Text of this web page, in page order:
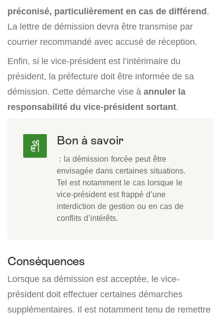
préconisé, particulièrement en cas de différend.
La lettre de démission devra être transmise par
courrier recommandé avec accusé de réception.
Enfin, si le vice-président est l’intérimaire du
président, la préfecture doit être informée de sa
démission. Cette démarche vise à annuler la
responsabilité du vice-président sortant.
Bon à savoir
: la démission forcée peut être
envisagée dans certaines situations.
Tel est notamment le cas lorsque le
vice-président est frappé d’une
interdiction de gestion ou en cas de
conflits d’intérêts.
Conséquences
Lorsque sa démission est acceptée, le vice-
président doit effectuer certaines démarches
supplémentaires. Il est notamment tenu de remettre